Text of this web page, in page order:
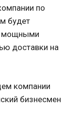
по
будет
мощными
доставки на
компании
бизнесмен